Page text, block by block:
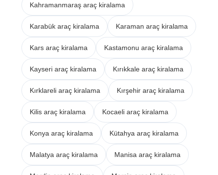
Kahramanmaraş araç kiralama
Karabük araç kiralama Karaman araç kiralama
Kars araç kiralama Kastamonu araç kiralama
Kayseri araç kiralama Kırıkkale araç kiralama
Kırklareli araç kiralama Kırşehir araç kiralama
Kilis araç kiralama Kocaeli araç kiralama
Konya araç kiralama Kütahya araç kiralama
Malatya araç kiralama Manisa araç kiralama